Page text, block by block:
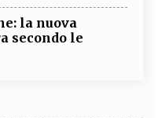
la nuova
secondo le